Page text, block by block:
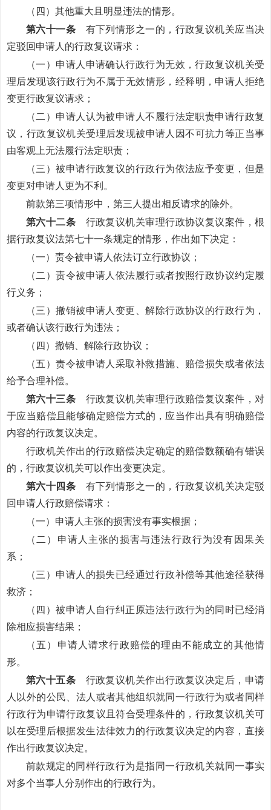
（四）其他重大且明显违法的情形。
第六十一条 有下列情形之一的，行政复议机关应当决
定驳回申请人的行政复议请求：
（一）申请人申请确认行政行为无效，行政复议机关受
理后发现该行政行为不属于无效情形，经释明，申请人拒绝
变更行政复议请求；
（二）申请人认为被申请人不履行法定职责申请行政复
议，行政复议机关受理后发现被申请人因不可抗力等正当事
由客观上无法履行法定职责；
（三）被申请行政复议的行政行为依法应予变更，但是
变更对申请人更为不利。
前款第三项情形中，第三人提出相反请求的除外。
第六十二条 行政复议机关审理行政协议复议案件，根
据行政复议法第七十一条规定的情形，作出如下决定：
（一）责令被申请人依法订立行政协议；
（二）责令被申请人依法履行或者按照行政协议约定履
行义务；
（三）撤销被申请人变更、解除行政协议的行政行为，
或者确认该行政行为违法；
（四）撤销、解除行政协议；
（五）责令被申请人采取补救措施、赔偿损失或者依法
给予合理补偿。
第六十三条 行政复议机关审理行政赔偿复议案件，对
于应当赔偿且能够确定赔偿方式的，应当作出具有明确赔偿
内容的行政复议决定。
行政机关作出的行政赔偿决定确定的赔偿数额确有错误
的，行政复议机关可以作出变更决定。
第六十四条 有下列情形之一的，行政复议机关决定驳
回申请人行政赔偿请求：
（一）申请人主张的损害没有事实根据；
（二）申请人主张的损害与违法行政行为没有因果关
系；
（三）申请人的损失已经通过行政补偿等其他途径获得
救济；
（四）被申请人自行纠正原违法行政行为的同时已经消
除相应损害结果；
（五）申请人请求行政赔偿的理由不能成立的其他情
形。
第六十五条 行政复议机关作出行政复议决定后，申请
人以外的公民、法人或者其他组织就同一行政行为或者同样
行政行为申请行政复议且符合受理条件的，行政复议机关可
以在受理后根据发生法律效力的行政复议决定的内容，直接
作出行政复议决定。
前款规定的同样行政行为是指同一行政机关就同一事实
对多个当事人分别作出的行政行为。